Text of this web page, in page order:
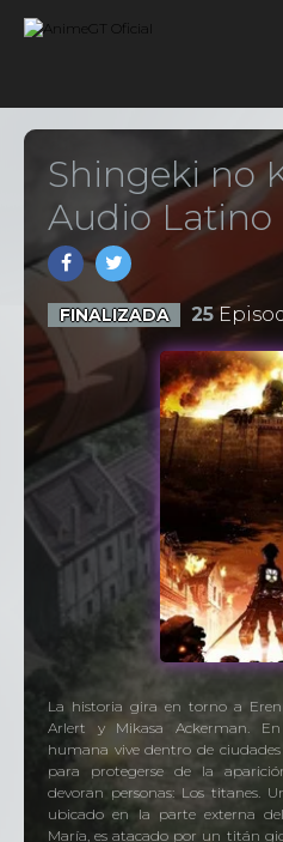
Shingeki no
Audio Latino
FINALIZADA 25
La historia gira en torno a
Arlert y Mikasa Ackerman.
humana vive dentro de
para protegerse de la
devoran personas: Los titanes.
ubicado en la parte externa
María, es atacado por un titán